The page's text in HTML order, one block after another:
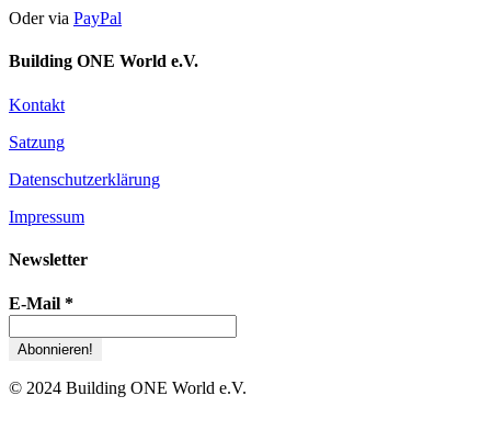
Oder via PayPal
Building ONE World e.V.
Kontakt
Satzung
Datenschutzerklärung
Impressum
Newsletter
E-Mail *
© 2024 Building ONE World e.V.